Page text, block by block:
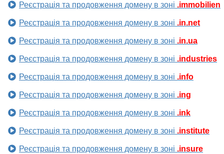
Реєстрація та продовження домену в зоні .immobilien
Реєстрація та продовження домену в зоні .in.net
Реєстрація та продовження домену в зоні .in.ua
Реєстрація та продовження домену в зоні .industries
Реєстрація та продовження домену в зоні .info
Реєстрація та продовження домену в зоні .ing
Реєстрація та продовження домену в зоні .ink
Реєстрація та продовження домену в зоні .institute
Реєстрація та продовження домену в зоні .insure